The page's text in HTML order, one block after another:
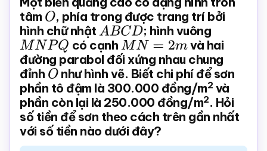
nghiệm
Toán
online
tâm O, phía trong được trang trí bởi
hình chữ nhật ABCD
; hình vuông
MNPQ có cạnh MN=2m
và hai
đường parabol đối xứng nhau chung
đỉnh O như hình vẽ. Biết chi phí để sơn
phần tô đậm là 300.000 đồng/m2 và
phần còn lại là 250.000 đồng/m2. Hỏi
số tiền để sơn theo cách trên gần nhất
với số tiền nào dưới đây?